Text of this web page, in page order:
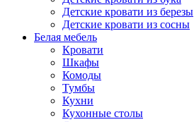
Детские кровати из березы
Детские кровати из сосны
Белая мебель
Кровати
Шкафы
Комоды
Тумбы
Кухни
Кухонные столы